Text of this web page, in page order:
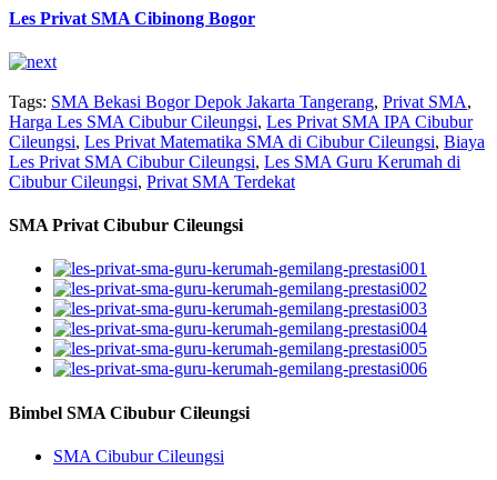
Les Privat SMA Cibinong Bogor
Tags: SMA Bekasi Bogor Depok Jakarta Tangerang, Privat SMA,
Harga Les SMA Cibubur Cileungsi, Les Privat SMA IPA Cibubur
Cileungsi, Les Privat Matematika SMA di Cibubur Cileungsi, Biaya
Les Privat SMA Cibubur Cileungsi, Les SMA Guru Kerumah di
Cibubur Cileungsi, Privat SMA Terdekat
SMA Privat Cibubur Cileungsi
Bimbel SMA Cibubur Cileungsi
SMA Cibubur Cileungsi